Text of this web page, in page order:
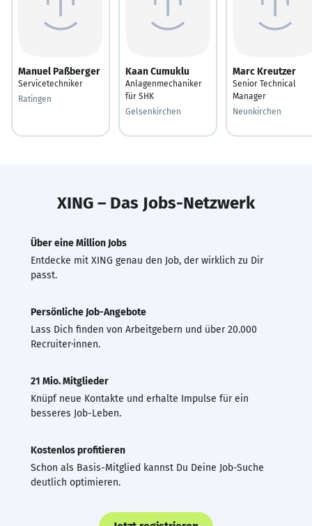
Manuel Paßberger
Servicetechniker
Ratingen
Kaan Cumuklu
Anlagenmechaniker
für SHK
Gelsenkirchen
Marc Kreutzer
Senior Technical
Manager
Neunkirchen
XING – Das Jobs-Netzwerk
Über eine Million Jobs
Entdecke mit XING genau den Job, der wirklich zu Dir
passt.
Persönliche Job-Angebote
Lass Dich finden von Arbeitgebern und über 20.000
Recruiter·innen.
21 Mio. Mitglieder
Knüpf neue Kontakte und erhalte Impulse für ein
besseres Job-Leben.
Kostenlos profitieren
Schon als Basis-Mitglied kannst Du Deine Job-Suche
deutlich optimieren.